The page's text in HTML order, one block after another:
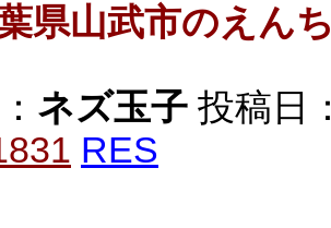
県山武市のえん
ネズ玉子 投稿日
RES